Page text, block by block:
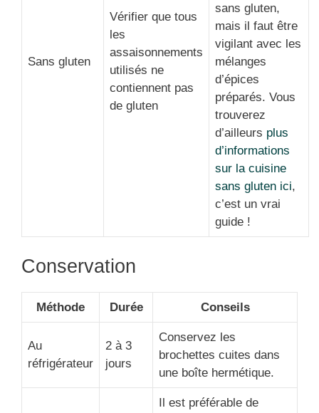
Sans gluten
Vérifier que tous
les
assaisonnements
utilisés ne
contiennent pas
de gluten
sans gluten,
mais il faut être
vigilant avec les
mélanges
d’épices
préparés. Vous
trouverez
d’ailleurs plus
d’informations
sur la cuisine
sans gluten ici,
c’est un vrai
guide !
Conservation
Méthode Durée Conseils
Au
réfrigérateur
2 à 3
jours
Conservez les
brochettes cuites dans
une boîte hermétique.
Il est préférable de